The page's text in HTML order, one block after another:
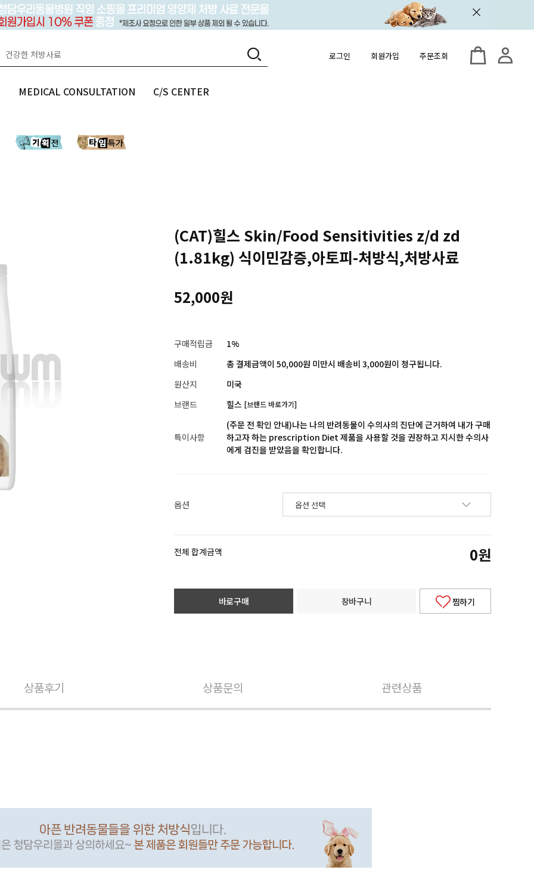
로그인 회원가입 주문조회
MEDICAL CONSULTATION C/S CENTER
(CAT)힐스 Skin/Food Sensitivities z/d zd
(1.81kg) 식이민감증,아토피-처방식,처방사료
52,000원
구매적립금
1%
배송비
총 결제금액이 50,000원 미만시 배송비 3,000원이 청구됩니다.
원산지
미국
브랜드
힐스 [브랜드 바로가기]
특이사항
(주문 전 확인 안내)나는 나의 반려동물이 수의사의 진단에 근거하여 내가 구매
하고자 하는 prescription Diet 제품을 사용할 것을 권장하고 지시한 수의사
에게 검진을 받았음을 확인합니다.
옵션
전체 합계금액 0원
바로구매 장바구니 찜하기
상품후기 상품문의 관련상품